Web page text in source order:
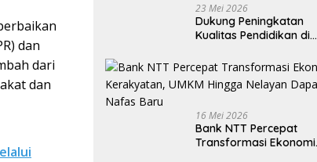
dan
dari
dan
23 Mei 2026
Dukung Peningkatan
Kualitas Pendidikan di
Beasiswa bagi 59
Mahasiswa Universitas
Katolik Weetebula
16 Mei 2026
Bank NTT Percepat
Transformasi Ekonomi